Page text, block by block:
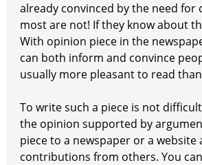
already convinced by the need for
most are not! If they know about
With opinion piece in the
can both inform and convince
usually more pleasant to read
To write such a piece is not
the opinion supported by
piece to a newspaper or a website
contributions from others. You